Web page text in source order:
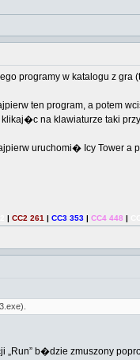
programy w katalogu z
ten program, a potem
na klawiaturze taki
uruchomi� Icy Tower
| CC2 261 | CC3 353 | CC4 448 |
b�dzie zmuszony